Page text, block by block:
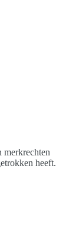
merkrechten
heeft.